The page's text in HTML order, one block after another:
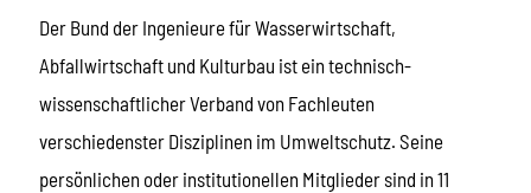
Der Bund der Ingenieure für Wasserwirtschaft,
Abfallwirtschaft und Kulturbau ist ein technisch-
wissenschaftlicher Verband von Fachleuten
verschiedenster Disziplinen im Umweltschutz. Seine
persönlichen oder institutionellen Mitglieder sind in 11